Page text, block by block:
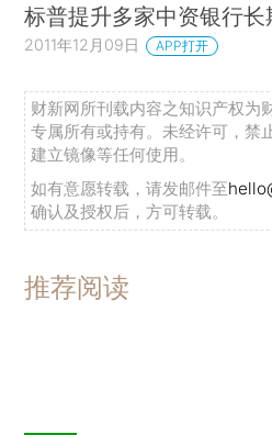
标普提升多家中资银行长
2011年12月09日 APP打开
财新网所刊载内容之知识产权为
专属所有或持有。未经许可，禁
建立镜像等任何使用。
如有意愿转载，请发邮件至
确认及授权后，方可转载。
推荐阅读